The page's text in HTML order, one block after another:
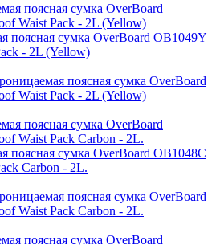
поясная сумка OverBoard OB1049Y
- 2L (Yellow)
поясная сумка OverBoard OB1048C
Carbon - 2L.